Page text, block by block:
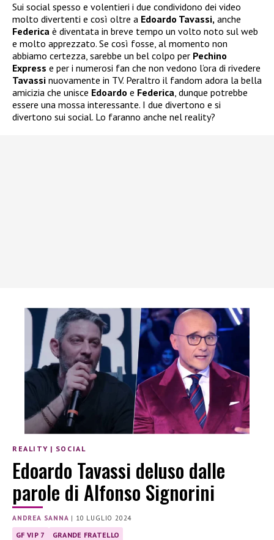
Sui social spesso e volentieri i due condividono dei video
molto divertenti e così oltre a Edoardo Tavassi, anche
Federica è diventata in breve tempo un volto noto sul web
e molto apprezzato. Se così fosse, al momento non
abbiamo certezza, sarebbe un bel colpo per Pechino
Express e per i numerosi fan che non vedono l’ora di rivedere
Tavassi nuovamente in TV. Peraltro il fandom adora la bella
amicizia che unisce Edoardo e Federica, dunque potrebbe
essere una mossa interessante. I due divertono e si
divertono sui social. Lo faranno anche nel reality?
REALITY | SOCIAL
Edoardo Tavassi deluso dalle
parole di Alfonso Signorini
ANDREA SANNA | 10 LUGLIO 2024
GF VIP 7 GRANDE FRATELLO